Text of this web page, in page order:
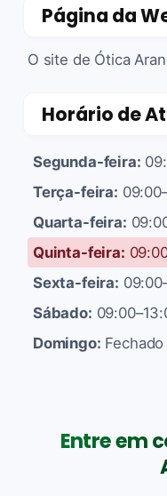
Página da
O site de Ótica
Horário de
Segunda-feira:
Terça-feira:
Quarta-feira:
Quinta-feira:
Sexta-feira:
Sábado:
Domingo: Fechado
Entre em